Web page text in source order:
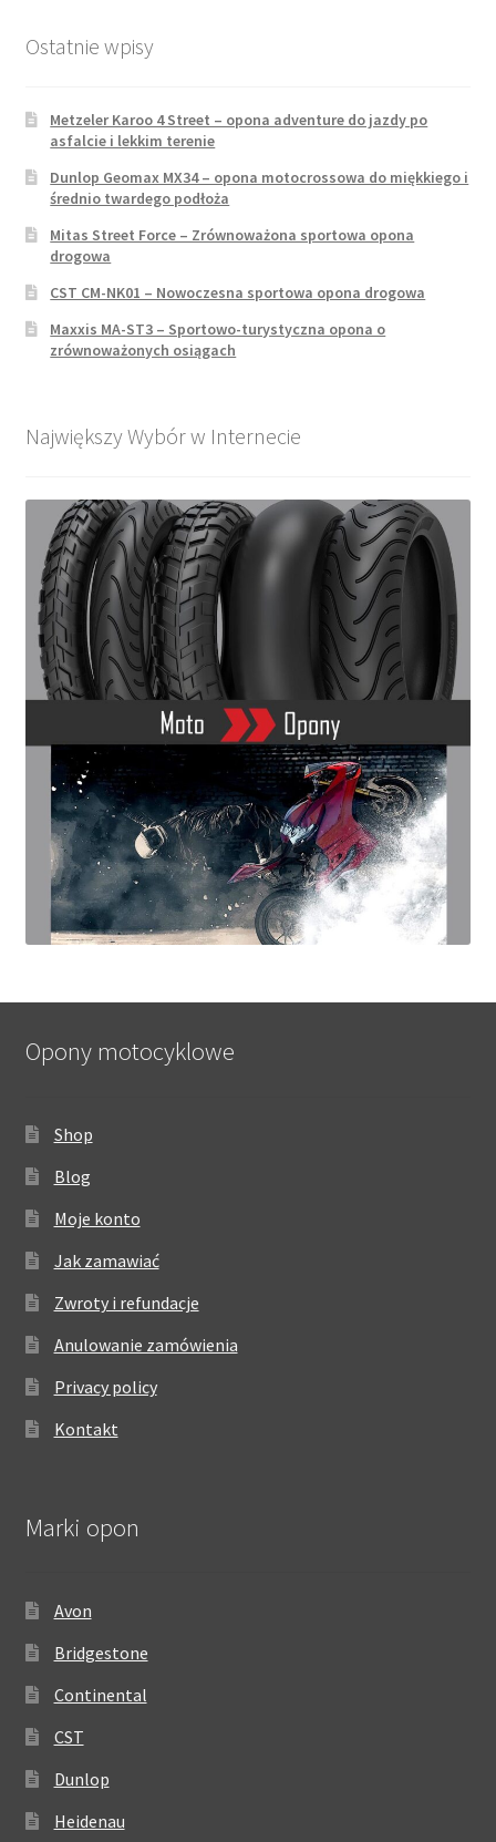
Ostatnie wpisy
Metzeler Karoo 4 Street – opona adventure do jazdy po
asfalcie i lekkim terenie
Dunlop Geomax MX34 – opona motocrossowa do miękkiego i
średnio twardego podłoża
Mitas Street Force – Zrównoważona sportowa opona
drogowa
CST CM-NK01 – Nowoczesna sportowa opona drogowa
Maxxis MA-ST3 – Sportowo-turystyczna opona o
zrównoważonych osiągach
Największy Wybór w Internecie
Opony motocyklowe
Shop
Blog
Moje konto
Jak zamawiać
Zwroty i refundacje
Anulowanie zamówienia
Privacy policy
Kontakt
Marki opon
Avon
Bridgestone
Continental
CST
Dunlop
Heidenau